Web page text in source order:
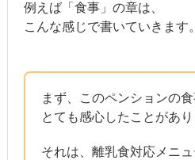
例えば「食事」の章は、
こんな感じで書いていきます。
まず、このペンションの
とても感心したことがあり
それは、離乳食対応メニュ